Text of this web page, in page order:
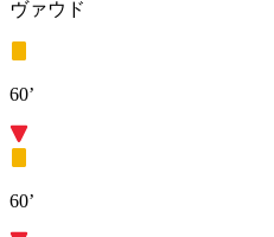
ヴァウド
60’
60’